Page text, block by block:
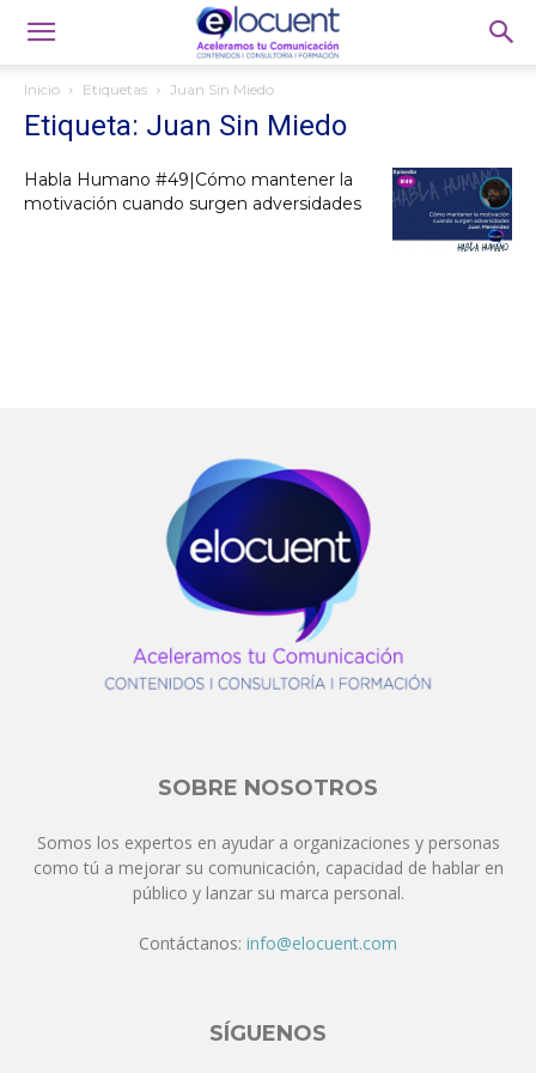
Inicio Etiquetas Juan Sin Miedo
Etiqueta: Juan Sin Miedo
Habla Humano #49|Cómo mantener la
motivación cuando surgen adversidades
SOBRE NOSOTROS
Somos los expertos en ayudar a organizaciones y personas
como tú a mejorar su comunicación, capacidad de hablar en
público y lanzar su marca personal.
Contáctanos: info@elocuent.com
SÍGUENOS